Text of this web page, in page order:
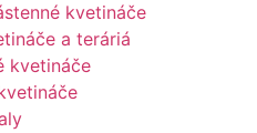
kvetináče
a teráriá
kvetináče